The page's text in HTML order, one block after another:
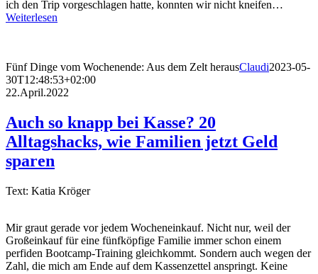
ich den Trip vorgeschlagen hatte, konnten wir nicht kneifen…
Weiterlesen
Fünf Dinge vom Wochenende: Aus dem Zelt herausClaudi2023-05-
30T12:48:53+02:00
22.April.2022
Auch so knapp bei Kasse? 20
Alltagshacks, wie Familien jetzt Geld
sparen
Text: Katia Kröger
Mir graut gerade vor jedem Wocheneinkauf. Nicht nur, weil der
Großeinkauf für eine fünfköpfige Familie immer schon einem
perfiden Bootcamp-Training gleichkommt. Sondern auch wegen der
Zahl, die mich am Ende auf dem Kassenzettel anspringt. Keine